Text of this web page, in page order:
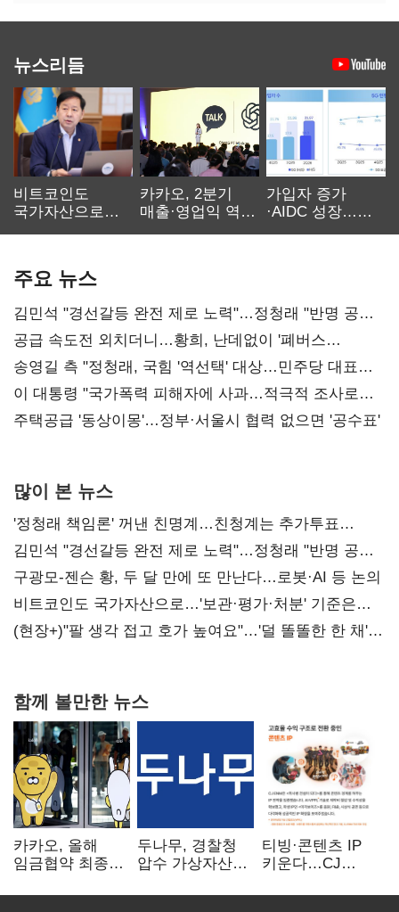
뉴스리듬
비트코인도
국가자산으로…'
카카오, 2분기
매출·영업익 역대
가입자 증가
·AIDC 성장…
주요 뉴스
김민석 "경선갈등 완전 제로 노력"…정청래 "반명 공세
사과부터"
공급 속도전 외치더니…황희, 난데없이 '폐버스
리모델링' 제안
송영길 측 "정청래, 국힘 '역선택' 대상…민주당 대표로
총선 지휘 못해"
이 대통령 "국가폭력 피해자에 사과…적극적 조사로
진실 밝혀야"
주택공급 '동상이몽'…정부·서울시 협력 없으면 '공수표'
많이 본 뉴스
'정청래 책임론' 꺼낸 친명계…친청계는 추가투표
때리기
김민석 "경선갈등 완전 제로 노력"…정청래 "반명 공세
사과부터"
구광모-젠슨 황, 두 달 만에 또 만난다…로봇·AI 등 논의
비트코인도 국가자산으로…'보관·평가·처분' 기준은
숙제
(현장+)"팔 생각 접고 호가 높여요"…'덜 똘똘한 한 채'
함께 볼만한 뉴스
카카오, 올해
임금협약 최종
인상·격려금
두나무, 경찰청
압수 가상자산
커스터디 사업
티빙·콘텐츠 IP
키운다…CJ
글로벌 확장 가속